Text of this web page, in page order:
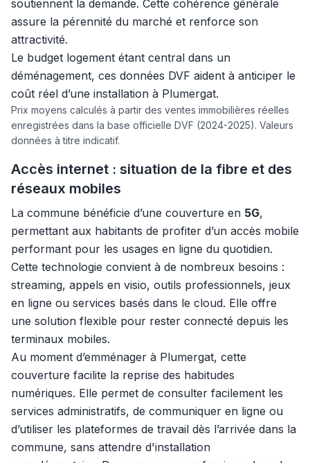
soutiennent la demande. Cette cohérence générale
assure la pérennité du marché et renforce son
attractivité.
Le budget logement étant central dans un
déménagement, ces données DVF aident à anticiper le
coût réel d’une installation à Plumergat.
Prix moyens calculés à partir des ventes immobilières réelles
enregistrées dans la base officielle DVF (2024-2025). Valeurs
données à titre indicatif.
Accès internet : situation de la fibre et des
réseaux mobiles
La commune bénéficie d’une couverture en 5G,
permettant aux habitants de profiter d’un accès mobile
performant pour les usages en ligne du quotidien.
Cette technologie convient à de nombreux besoins :
streaming, appels en visio, outils professionnels, jeux
en ligne ou services basés dans le cloud. Elle offre
une solution flexible pour rester connecté depuis les
terminaux mobiles.
Au moment d’emménager à Plumergat, cette
couverture facilite la reprise des habitudes
numériques. Elle permet de consulter facilement les
services administratifs, de communiquer en ligne ou
d’utiliser les plateformes de travail dès l’arrivée dans la
commune, sans attendre d'installation